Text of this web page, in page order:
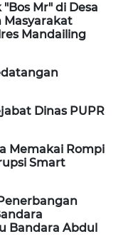
"Bos Mr" di Desa
Masyarakat
Mandailing
Dinas PUPR
Memakai Rompi
Smart
Bandara Abdul